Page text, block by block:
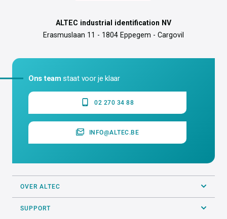
ALTEC industrial identification NV
Erasmuslaan 11 - 1804 Eppegem - Cargovil
Ons team staat voor je klaar
02 270 34 88
INFO@ALTEC.BE
OVER ALTEC
SUPPORT